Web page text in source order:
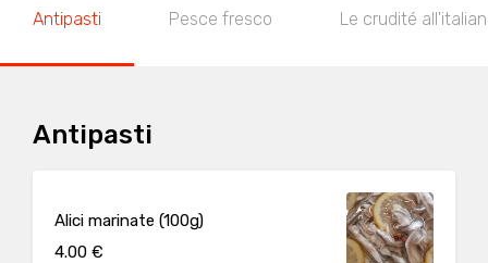
Antipasti Pesce fresco Le crudité
Antipasti
Alici marinate (100g)
4.00 €